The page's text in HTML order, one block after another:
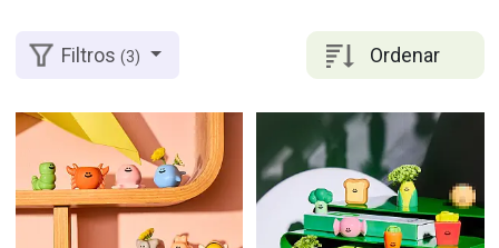
Ordenar
Filtros(3)